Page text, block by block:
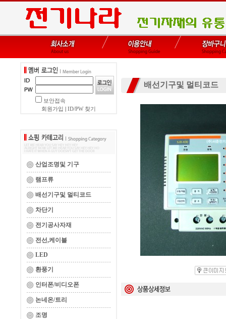
보안접속
회원가입
ID/PW 찾기
산업조명및 기구
램프류
배선기구및 멀티코드
차단기
전기공사자재
전선,케이블
LED
환풍기
인터폰/비디오폰
논네온/트리
조명
배선기구및 멀티코드